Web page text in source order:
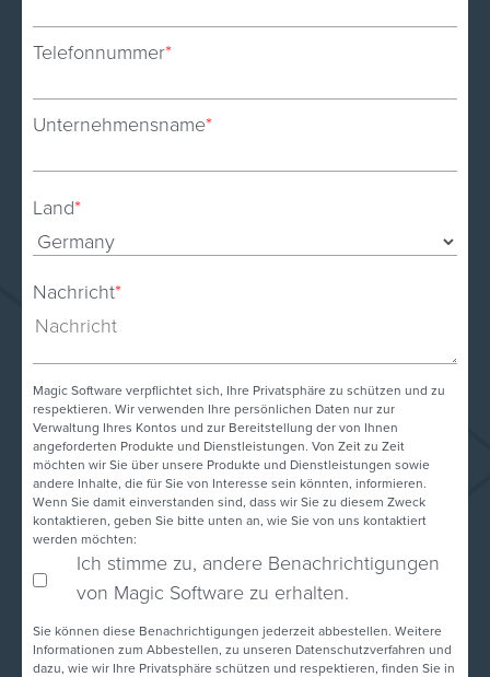
Telefonnummer*
Unternehmensname*
Land*
Nachricht*
Magic Software verpflichtet sich, Ihre Privatsphäre zu schützen und zu
respektieren. Wir verwenden Ihre persönlichen Daten nur zur
Verwaltung Ihres Kontos und zur Bereitstellung der von Ihnen
angeforderten Produkte und Dienstleistungen. Von Zeit zu Zeit
möchten wir Sie über unsere Produkte und Dienstleistungen sowie
andere Inhalte, die für Sie von Interesse sein könnten, informieren.
Wenn Sie damit einverstanden sind, dass wir Sie zu diesem Zweck
kontaktieren, geben Sie bitte unten an, wie Sie von uns kontaktiert
werden möchten:
Ich stimme zu, andere Benachrichtigungen
von Magic Software zu erhalten.
Sie können diese Benachrichtigungen jederzeit abbestellen. Weitere
Informationen zum Abbestellen, zu unseren Datenschutzverfahren und
dazu, wie wir Ihre Privatsphäre schützen und respektieren, finden Sie in